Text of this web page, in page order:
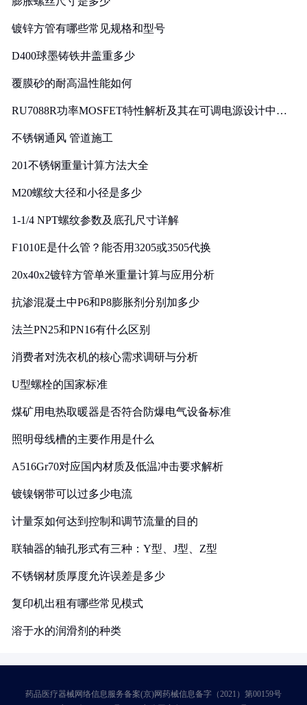
镀锌方管有哪些常见规格和型号
D400球墨铸铁井盖重多少
覆膜砂的耐高温性能如何
RU7088R功率MOSFET特性解析及其在可调电源设计中的
不锈钢通风 管道施工
201不锈钢重量计算方法大全
M20螺纹大径和小径是多少
1-1/4 NPT螺纹参数及底孔尺寸详解
F1010E是什么管？能否用3205或3505代换
20x40x2镀锌方管单米重量计算与应用分析
抗渗混凝土中P6和P8膨胀剂分别加多少
法兰PN25和PN16有什么区别
消费者对洗衣机的核心需求调研与分析
U型螺栓的国家标准
煤矿用电热取暖器是否符合防爆电气设备标准
照明母线槽的主要作用是什么
A516Gr70对应国内材质及低温冲击要求解析
镀镍钢带可以过多少电流
计量泵如何达到控制和调节流量的目的
联轴器的轴孔形式有三种：Y型、J型、Z型
不锈钢材质厚度允许误差是多少
复印机出租有哪些常见模式
溶于水的润滑剂的种类
药品医疗器械网络信息服务备案(京)网药械信息备字（2021）第00159号